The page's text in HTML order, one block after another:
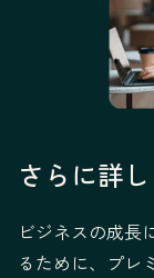
さらに詳
ビジネスの成長
るために、プレ